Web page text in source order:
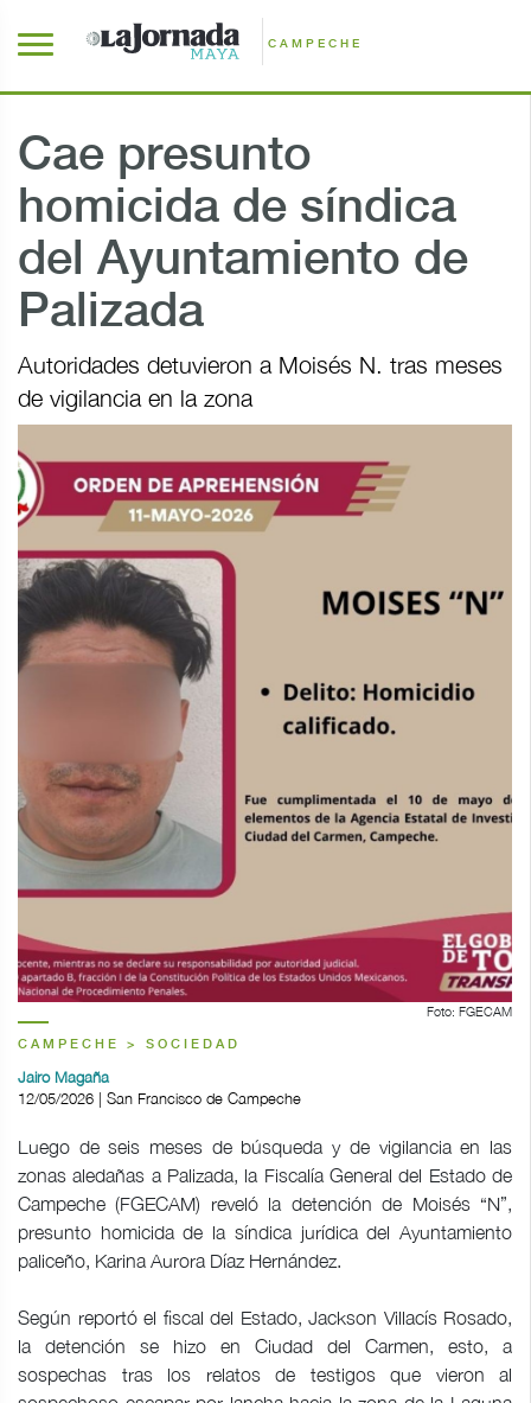
CAMPECHE
Cae presunto
homicida de síndica
del Ayuntamiento de
Palizada
Autoridades detuvieron a Moisés N. tras meses
de vigilancia en la zona
Foto: FGECAM
CAMPECHE > SOCIEDAD
Jairo Magaña
12/05/2026 | San Francisco de Campeche
Luego de seis meses de búsqueda y de vigilancia en las
zonas aledañas a Palizada, la Fiscalía General del Estado de
Campeche (FGECAM) reveló la detención de Moisés “N”,
presunto homicida de la síndica jurídica del Ayuntamiento
paliceño, Karina Aurora Díaz Hernández.
Según reportó el fiscal del Estado, Jackson Villacís Rosado,
la detención se hizo en Ciudad del Carmen, esto, a
sospechas tras los relatos de testigos que vieron al